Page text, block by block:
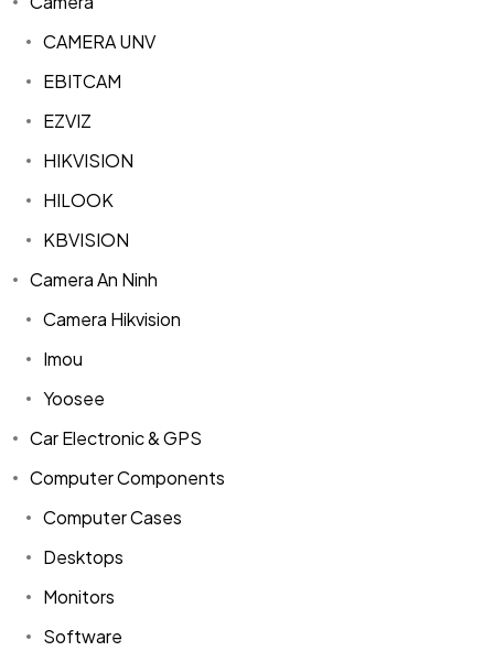
CAMERA UNV
EBITCAM
EZVIZ
HIKVISION
HILOOK
KBVISION
Camera An Ninh
Camera Hikvision
Imou
Yoosee
Car Electronic & GPS
Computer Components
Computer Cases
Desktops
Monitors
Software